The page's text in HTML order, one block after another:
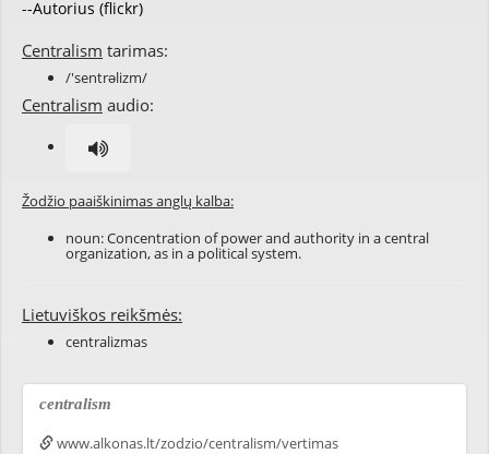
--Autorius (flickr)
Centralism tarimas:
/'sentrəlizm/
Centralism audio:
Žodžio paaiškinimas anglų kalba:
noun: Concentration of power and authority in a central
organization, as in a political system.
Lietuviškos reikšmės:
centralizmas
centralism
www.alkonas.lt/zodzio/centralism/vertimas